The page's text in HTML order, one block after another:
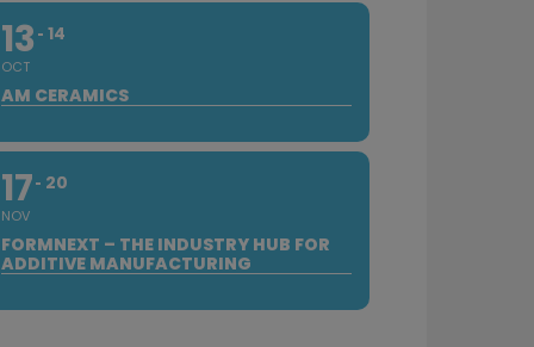
13
OCT
14
AM CERAMICS
17
NOV
20
FORMNEXT – THE INDUSTRY HUB FOR
ADDITIVE MANUFACTURING